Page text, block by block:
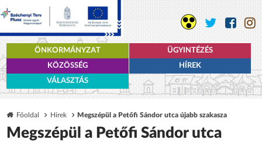
ÖNKORMÁNYZAT
ÜGYINTÉZÉS
KÖZÖSSÉG
HÍREK
VÁLASZTÁS
Főoldal Hírek Megszépül a Petőfi Sándor utca újabb szakasza
Megszépül a Petőfi Sándor utca